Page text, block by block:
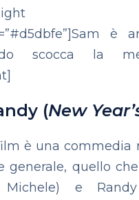
è
scocca la
(New
è una commedia
generale, quello
e